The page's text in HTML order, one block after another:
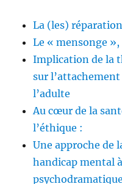
La (les)
Le « mensonge
Implication de la
sur
l’adulte
Au cœur de la
l’éthique :
Une approche de
handicap mental